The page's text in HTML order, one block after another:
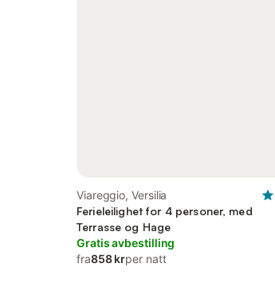
Viareggio, Versilia
Ferieleilighet for 4 personer, med
Terrasse og Hage
Gratis avbestilling
fra858 krper natt